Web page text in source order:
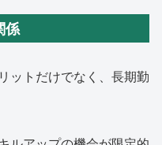
係
ットだけでなく、長期勤